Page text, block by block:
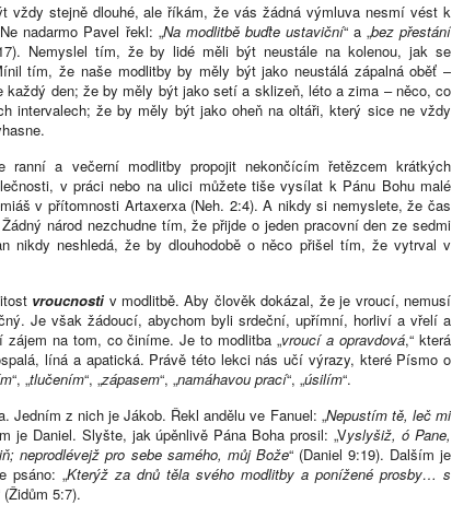
vždy stejně dlouhé, ale říkám, že vás žádná výmluva nesmí vést k
nadarmo Pavel řekl: „Na modlitbě buďte ustaviční“ a „bez přestání
Nemyslel tím, že by lidé měli být neustále na kolenou, jak se
tím, že naše modlitby by měly být jako neustálá zápalná oběť –
každý den; že by měly být jako setí a sklizeň, léto a zima – něco, co
intervalech; že by měly být jako oheň na oltáři, který sice ne vždy
ranní a večerní modlitby propojit nekončícím řetězcem krátkých
v práci nebo na ulici můžete tiše vysílat k Pánu Bohu malé
v přítomnosti Artaxerxa (Neh. 2:4). A nikdy si nemyslete, že čas
národ nezchudne tím, že přijde o jeden pracovní den ze sedmi
nikdy neshledá, že by dlouhodobě o něco přišel tím, že vytrval v
vroucnosti v modlitbě. Aby člověk dokázal, že je vroucí, nemusí
Je však žádoucí, abychom byli srdeční, upřímní, horliví a vřelí a
na tom, co činíme. Je to modlitba „vroucí a opravdová,“ která
líná a apatická. Právě této lekci nás učí výrazy, které Písmo o
“, „tlučením“, „zápasem“, „namáhavou prací“, „úsilím“.
Jedním z nich je Jákob. Řekl andělu ve Fanuel: „Nepustím tě, leč mi
je Daniel. Slyšte, jak úpěnlivě Pána Boha prosil: „Vyslyšiž, ó Pane,
neprodlévejž pro sebe samého, můj Bože“ (Daniel 9:19). Dalším je
psáno: „Kterýž za dnů těla svého modlitby a ponížené prosby… s
(Židům 5:7).